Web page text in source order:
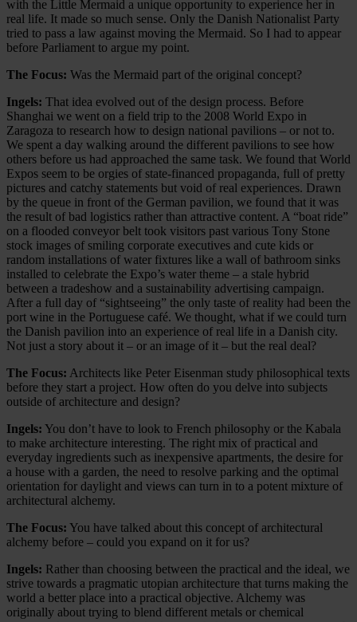
with the Little Mermaid a unique opportunity to experience her in
real life. It made so much sense. Only the Danish Nationalist Party
tried to pass a law against moving the Mermaid. So I had to appear
before Parliament to argue my point.
The Focus: Was the Mermaid part of the original concept?
Ingels: That idea evolved out of the design process. Before
Shanghai we went on a field trip to the 2008 World Expo in
Zaragoza to research how to design national pavilions – or not to.
We spent a day walking around the different pavilions to see how
others before us had approached the same task. We found that World
Expos seem to be orgies of state-financed propaganda, full of pretty
pictures and catchy statements but void of real experiences. Drawn
by the queue in front of the German pavilion, we found that it was
the result of bad logistics rather than attractive content. A “boat ride”
on a flooded conveyor belt took visitors past various Tony Stone
stock images of smiling corporate executives and cute kids or
random installations of water fixtures like a wall of bathroom sinks
installed to celebrate the Expo’s water theme – a stale hybrid
between a tradeshow and a sustainability advertising campaign.
After a full day of “sightseeing” the only taste of reality had been the
port wine in the Portuguese café. We thought, what if we could turn
the Danish pavilion into an experience of real life in a Danish city.
Not just a story about it – or an image of it – but the real deal?
The Focus: Architects like Peter Eisenman study philosophical texts
before they start a proj­ect. How often do you delve into subjects
outside of architecture and design?
Ingels: You don’t have to look to French philosophy or the Kabala
to make architecture interesting. The right mix of practical and
everyday ingredients such as inexpensive apartments, the desire for
a house with a garden, the need to resolve parking and the optimal
orientation for daylight and views can turn in to a potent mixture of
architectural alchemy.
The Focus: You have talked about this concept of architectural
alchemy before – could you expand on it for us?
Ingels: Rather than choosing between the practical and the ideal, we
strive towards a pragmatic utopian architecture that turns making the
world a better place into a practical objective. Alchemy was
originally about trying to blend different metals or chemical